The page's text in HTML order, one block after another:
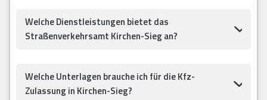
Welche Dienstleistungen bietet das
Straßenverkehrsamt Kirchen-Sieg an?
Welche Unterlagen brauche ich für die Kfz-
Zulassung in Kirchen-Sieg?